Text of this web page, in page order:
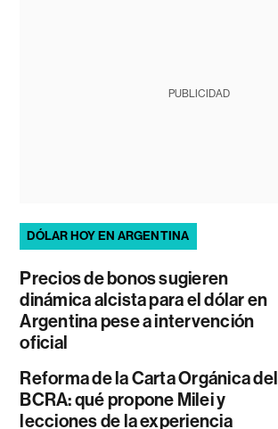
PUBLICIDAD
DÓLAR HOY EN ARGENTINA
Precios de bonos sugieren
dinámica alcista para el dólar en
Argentina pese a intervención
oficial
Reforma de la Carta Orgánica del
BCRA: qué propone Milei y
lecciones de la experiencia